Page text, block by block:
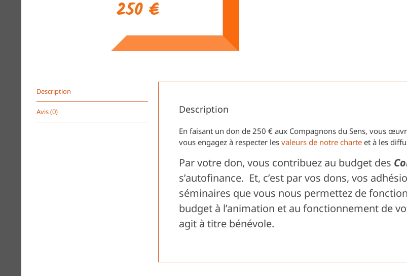
Description
Avis (0) Description
En faisant un don de 250 € aux Compagnons du Sens, vous
vous engagez à respecter les valeurs de notre charte et à les
Par votre don, vous contribuez au budget des
s’autofinance. Et, c’est par vos dons, vos
séminaires que vous nous permettez de
budget à l’animation et au fonctionnement de
agit à titre bénévole.